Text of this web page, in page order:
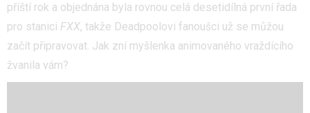
příští rok a objednána byla rovnou celá desetidílná první řada
pro stanici FXX, takže Deadpoolovi fanoušci už se můžou
začít připravovat. Jak zní myšlenka animovaného vraždícího
žvanila vám?